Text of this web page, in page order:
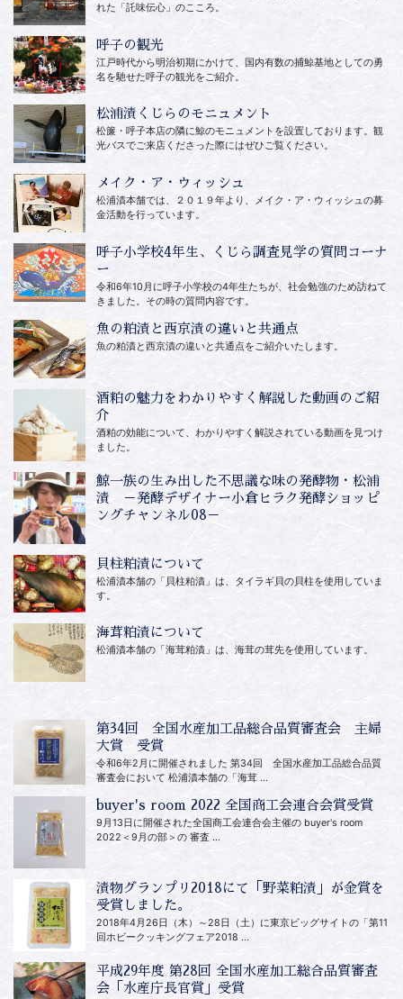
れた「託味伝心」のこころ。
呼子の観光
江戸時代から明治初期にかけて、国内有数の捕鯨基地としての勇
名を馳せた呼子の観光をご紹介。
松浦漬くじらのモニュメント
松簾・呼子本店の隣に鯨のモニュメントを設置しております。観
光バスでご来店くださった際にはぜひご覧ください。
メイク・ア・ウィッシュ
松浦漬本舗では、２０１９年より、メイク・ア・ウィッシュの募
金活動を行っています。
呼子小学校4年生、くじら調査見学の質問コーナ
ー
令和6年10月に呼子小学校の4年生たちが、社会勉強のため訪ねて
きました。その時の質問内容です。
魚の粕漬と西京漬の違いと共通点
魚の粕漬と西京漬の違いと共通点をご紹介いたします。
酒粕の魅力をわかりやすく解説した動画のご紹
介
酒粕の効能について、わかりやすく解説されている動画を見つけ
ました。
鯨一族の生み出した不思議な味の発酵物・松浦
漬 －発酵デザイナー小倉ヒラク発酵ショッピ
ングチャンネル08－
貝柱粕漬について
松浦漬本舗の「貝柱粕漬」は、タイラギ貝の貝柱を使用していま
す。
海茸粕漬について
松浦漬本舗の「海茸粕漬」は、海茸の茸先を使用しています。
第34回 全国水産加工品総合品質審査会 主婦
大賞 受賞
令和6年2月に開催されました 第34回 全国水産加工品総合品質
審査会において 松浦漬本舗の「海茸 ...
buyer's room 2022 全国商工会連合会賞受賞
9月13日に開催された全国商工会連合会主催の buyer's room
2022＜9月の部＞の 審査 ...
漬物グランプリ2018にて「野菜粕漬」が金賞を
受賞しました。
2018年4月26日（木）～28日（土）に東京ビッグサイトの「第11
回ホビークッキングフェア2018 ...
平成29年度 第28回 全国水産加工総合品質審査
会「水産庁長官賞」受賞